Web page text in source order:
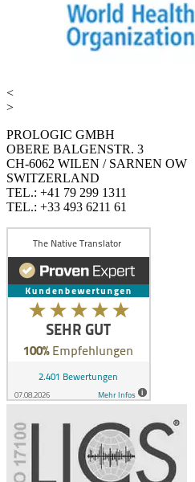
<
>
PROLOGIC GMBH
OBERE BALGENSTR. 3
CH-6062 WILEN / SARNEN OW
SWITZERLAND
TEL.: +41 79 299 1311
TEL.: +33 493 6211 61